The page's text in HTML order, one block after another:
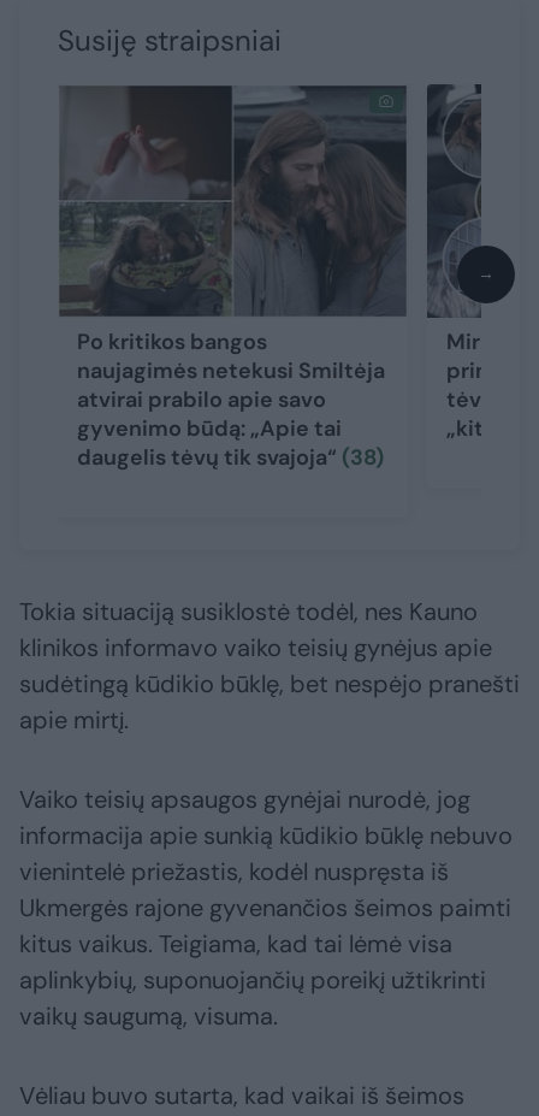
Susiję straipsniai
Po kritikos bangos
naujagimės netekusi Smiltėja
atvirai prabilo apie savo
gyvenimo būdą: „Apie tai
daugelis tėvų tik svajoja“ (38)
Mirusio
priminė
tėvų
„kitokį“
→
Tokia situaciją susiklostė todėl, nes Kauno
klinikos informavo vaiko teisių gynėjus apie
sudėtingą kūdikio būklę, bet nespėjo pranešti
apie mirtį.
Vaiko teisių apsaugos gynėjai nurodė, jog
informacija apie sunkią kūdikio būklę nebuvo
vienintelė priežastis, kodėl nuspręsta iš
Ukmergės rajone gyvenančios šeimos paimti
kitus vaikus. Teigiama, kad tai lėmė visa
aplinkybių, suponuojančių poreikį užtikrinti
vaikų saugumą, visuma.
Vėliau buvo sutarta, kad vaikai iš šeimos